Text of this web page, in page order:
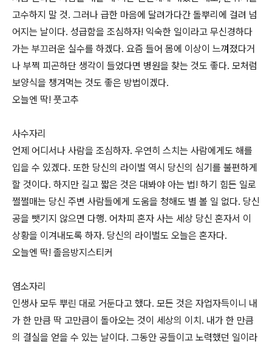
고수하지 말 것. 그러나 급한 마음에 달려가다간 돌뿌리에 걸려 넘
어지는 날이다. 성급함을 조심하자! 익숙한 일이라고 무신경하다
가는 부끄러운 실수를 하겠다. 요즘 들어 몸에 이상이 느껴졌다거
나 부쩍 피곤하단 생각이 들었다면 병원을 찾는 것도 좋다. 모처럼
보양식을 챙겨먹는 것도 좋은 방법이겠다.
오늘엔 딱! 풋고추
사수자리
언제 어디서나 사람을 조심하자. 우연히 스치는 사람에게도 해를
입을 수 있겠다. 또한 당신의 라이벌 역시 당신의 심기를 불편하게
할 것이다. 하지만 길고 짧은 것은 대봐야 아는 법! 하기 힘든 일로
쩔쩔매는 당신 주변 사람들에게 도움을 청해도 별 볼 일 없다. 당신
공을 뺏기지 않으면 다행. 어차피 혼자 사는 세상 당신 혼자서 이
상황을 이겨내도록 하자. 당신의 라이벌도 오늘은 혼자다.
오늘엔 딱! 졸음방지스티커
염소자리
인생사 모두 뿌린 대로 거둔다고 했다. 모든 것은 자업자득이니 내
가 한 만큼 딱 고만큼이 돌아오는 것이 세상의 이치. 내가 한 만큼
의 결실을 얻을 수 있는 날이다. 그동안 공들이고 노력했던 일이라